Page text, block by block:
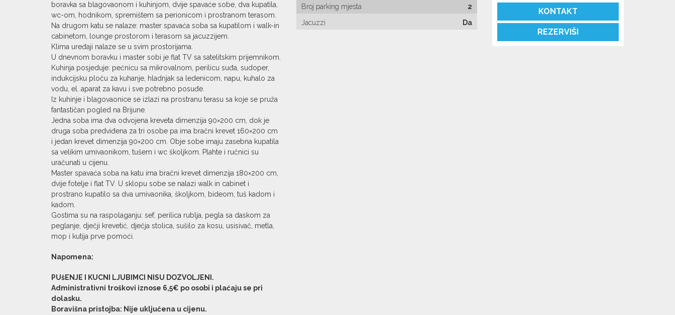
boravka sa blagovaonom i kuhinjom, dvije spavaće sobe, dva kupatila,
wc-om, hodnikom, spremištem sa perionicom i prostranom terasom.
Na drugom katu se nalaze: master spavaća soba sa kupatilom i walk-in
cabinetom, lounge prostorom i terasom sa jacuzzijem.
Klima uređaji nalaze se u svim prostorijama.
U dnevnom boravku i master sobi je flat TV sa satelitskim prijemnikom.
Kuhinja posjeduje: pećnicu sa mikrovalnom, perilicu suđa, sudoper,
indukcijsku ploču za kuhanje, hladnjak sa ledenicom, napu, kuhalo za
vodu, el. aparat za kavu i sve potrebno posuđe.
Iz kuhinje i blagovaonice se izlazi na prostranu terasu sa koje se pruža
fantastičan pogled na Brijune.
Jedna soba ima dva odvojena kreveta dimenzija 90×200 cm, dok je
druga soba predviđena za tri osobe pa ima bračni krevet 160×200 cm
i jedan krevet dimenzija 90×200 cm. Obje sobe imaju zasebna kupatila
sa velikim umivaonikom, tušem i wc školjkom. Plahte i ručnici su
uračunati u cijenu.
Master spavaća soba na katu ima bračni krevet dimenzija 180×200 cm,
dvije fotelje i flat TV. U sklopu sobe se nalazi walk in cabinet i
prostrano kupatilo sa dva umivaonika, školjkom, bideom, tuš kadom i
kadom.
Gostima su na raspolaganju: sef, perilica rublja, pegla sa daskom za
peglanje, dječji krevetić, dječja stolica, sušilo za kosu, usisivač, metla,
mop i kutija prve pomoći.
Napomena:
PUšENJE I KUCNI LJUBIMCI NISU DOZVOLJENI.
Administrativni troškovi iznose 6,5€ po osobi i plaćaju se pri
dolasku.
Boravišna pristojba: Nije uključena u cijenu.
Broj parking mjesta
2
Jacuzzi
Da
KONTAKT
REZERVIŠI